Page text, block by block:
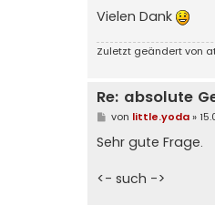
  delay(80);
}
            ]
Vielen Dank
Zuletzt geändert von
Re: absolute
B
i
t
a
von little.yoda»
Sehr gute Frage.
<- such ->